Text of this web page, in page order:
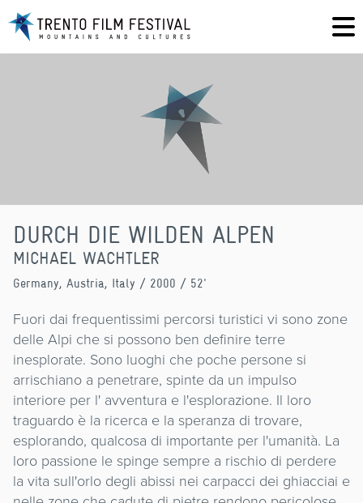
DURCH DIE WILDEN ALPEN
MICHAEL WACHTLER
Germany, Austria, Italy / 2000 / 52'
Fuori dai frequentissimi percorsi turistici vi sono zone
delle Alpi che si possono ben definire terre
inesplorate. Sono luoghi che poche persone si
arrischiano a penetrare, spinte da un impulso
interiore per l' avventura e l'esplorazione. Il loro
traguardo è la ricerca e la speranza di trovare,
esplorando, qualcosa di importante per l'umanità. La
loro passione le spinge sempre a rischio di perdere
la vita sull'orlo degli abissi nei carpacci dei ghiacciai e